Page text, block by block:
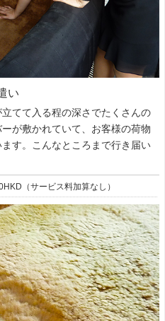
い
てて入る程の深さでたくさんの
が敷かれていて、お客様の荷物
す。こんなところまで行き届い
（サービス料加算なし）